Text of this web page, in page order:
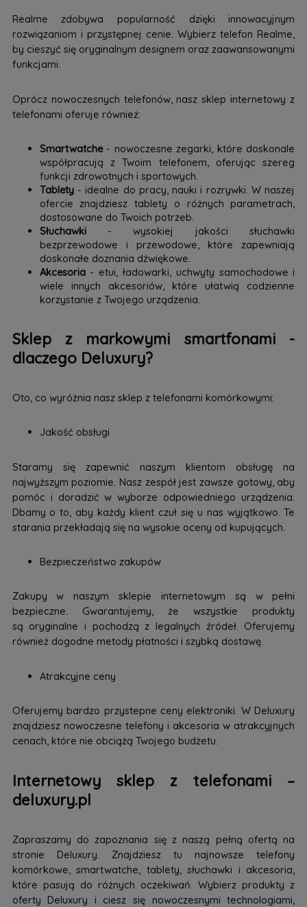
Realme zdobywa popularność dzięki innowacyjnym
rozwiązaniom i przystępnej cenie. Wybierz telefon Realme,
by cieszyć się oryginalnym designem oraz zaawansowanymi
funkcjami.
Oprócz nowoczesnych telefonów, nasz sklep internetowy z
telefonami oferuje również:
Smartwatche- nowoczesne zegarki, które doskonale
współpracują z Twoim telefonem, oferując szereg
funkcji zdrowotnych i sportowych.
Tablety- idealne do pracy, nauki i rozrywki. W naszej
ofercie znajdziesz tablety o różnych parametrach,
dostosowane do Twoich potrzeb.
Słuchawki- wysokiej jakości słuchawki
bezprzewodowe i przewodowe, które zapewniają
doskonałe doznania dźwiękowe.
Akcesoria- etui, ładowarki, uchwyty samochodowe i
wiele innych akcesoriów, które ułatwią codzienne
korzystanie z Twojego urządzenia.
Sklep z markowymi smartfonami -
dlaczego Deluxury?
Oto, co wyróżnia nasz sklep z telefonami komórkowymi:
Jakość obsługi
Staramy się zapewnić naszym klientom obsługę na
najwyższym poziomie. Nasz zespół jest zawsze gotowy, aby
pomóc i doradzić w wyborze odpowiedniego urządzenia.
Dbamy o to, aby każdy klient czuł się u nas wyjątkowo. Te
starania przekładają się na wysokie oceny od kupujących.
Bezpieczeństwo zakupów
Zakupy w naszym sklepie internetowym są w pełni
bezpieczne. Gwarantujemy, że wszystkie produkty
są oryginalne i pochodzą z legalnych źródeł. Oferujemy
również dogodne metody płatności i szybką dostawę.
Atrakcyjne ceny
Oferujemy bardzo przystepne ceny elektroniki. W Deluxury
znajdziesz nowoczesne telefony i akcesoria w atrakcyjnych
cenach, które nie obciążą Twojego budżetu.
Internetowy sklep z telefonami –
deluxury.pl
Zapraszamy do zapoznania się z naszą pełną ofertą na
stronie Deluxury. Znajdziesz tu najnowsze telefony
komórkowe, smartwatche, tablety, słuchawki i akcesoria,
które pasują do różnych oczekiwań. Wybierz produkty z
oferty Deluxury i ciesz się nowoczesnymi technologiami,